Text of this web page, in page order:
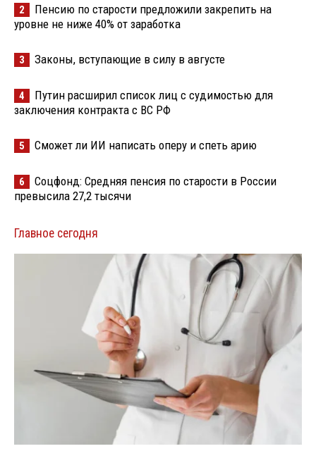
2
Пенсию по старости предложили закрепить на
уровне не ниже 40% от заработка
3 Законы, вступающие в силу в августе
4
Путин расширил список лиц с судимостью для
заключения контракта с ВС РФ
5 Сможет ли ИИ написать оперу и спеть арию
6
Соцфонд: Средняя пенсия по старости в России
превысила 27,2 тысячи
Главное сегодня